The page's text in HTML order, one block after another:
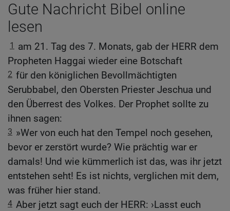
Gute Nachricht Bibel online
lesen
1 am 21. Tag des 7. Monats, gab der HERR dem
Propheten Haggai wieder eine Botschaft
2 für den königlichen Bevollmächtigten
Serubbabel, den Obersten Priester Jeschua und
den Überrest des Volkes. Der Prophet sollte zu
ihnen sagen:
3 »Wer von euch hat den Tempel noch gesehen,
bevor er zerstört wurde? Wie prächtig war er
damals! Und wie kümmerlich ist das, was ihr jetzt
entstehen seht! Es ist nichts, verglichen mit dem,
was früher hier stand.
4 Aber jetzt sagt euch der HERR: ›Lasst euch